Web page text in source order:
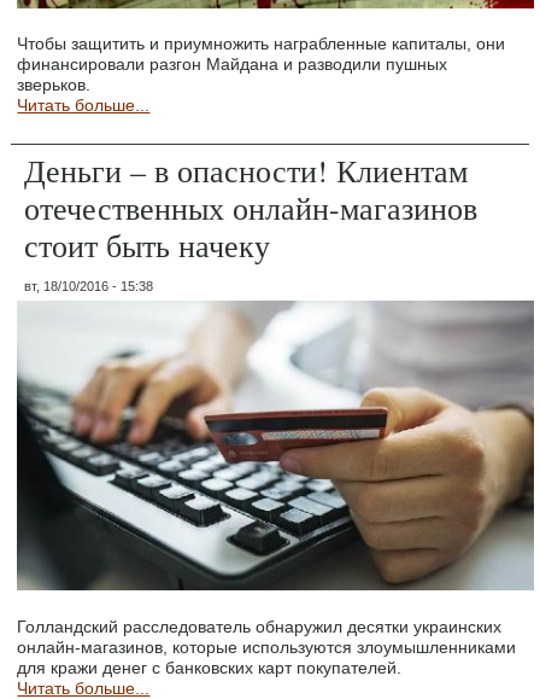
Чтобы защитить и приумножить награбленные капиталы, они
финансировали разгон Майдана и разводили пушных
зверьков.
Читать больше...
Деньги – в опасности! Клиентам
отечественных онлайн-магазинов
стоит быть начеку
вт, 18/10/2016 - 15:38
Голландский расследователь обнаружил десятки украинских
онлайн-магазинов, которые используются злоумышленниками
для кражи денег с банковских карт покупателей.
Читать больше...